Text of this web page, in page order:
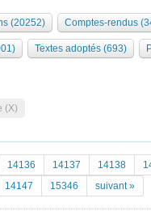
Bureau Collège des
... )
(20252) Comptes-rendus
Textes adoptés (693)
(X)
14136 14137 14138
14147 15346 suivant »